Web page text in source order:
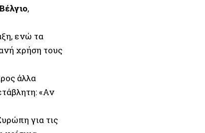
,
ενώ τα
χρήση τους
άλλα
«Αν
για τις